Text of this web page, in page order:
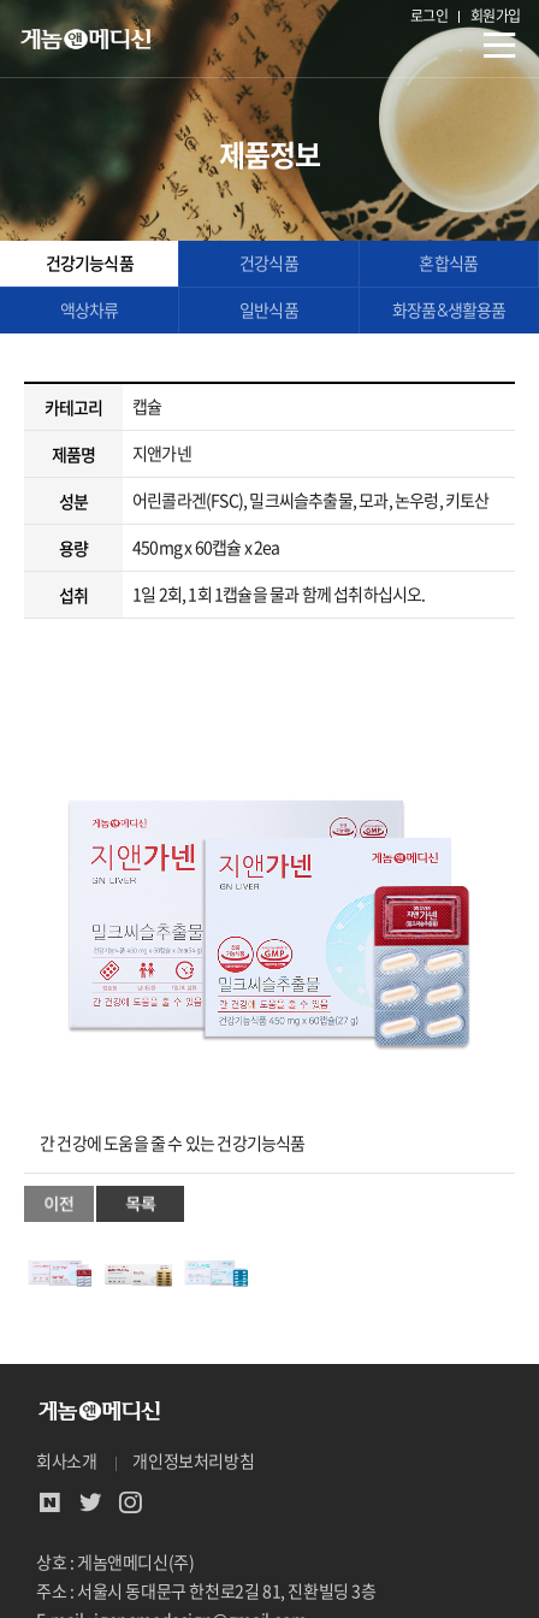
로그인 회원가입
제품정보
건강기능식품 건강식품 혼합식품
액상차류 일반식품 화장품&생활용품
카테고리
캡슐
제품명
지앤가넨
성분
어린콜라겐(FSC), 밀크씨슬추출물, 모과, 논우렁, 키토산
용량
450mg x 60캡슐 x 2ea
섭취
1일 2회, 1회 1캡슐을 물과 함께 섭취하십시오.
간 건강에 도움을 줄 수 있는 건강기능식품
회사소개 개인정보처리방침
상호 : 게놈앤메디신(주)
주소 : 서울시 동대문구 한천로2길 81, 진환빌딩 3층